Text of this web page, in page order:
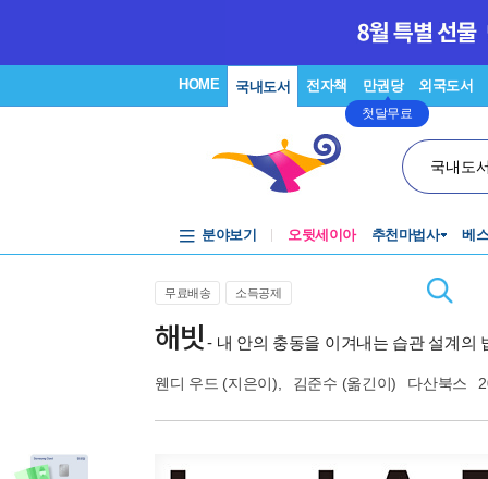
HOME 국내도서 전자책 만권당
첫달무료
외국도서
국내도
분야보기 오뒷세이아 추천마법사 베
무료배송 소득공제
해빗- 내 안의 충동을 이겨내는 습관 설계의
웬디 우드 (지은이), 김준수 (옮긴이) 다산북스